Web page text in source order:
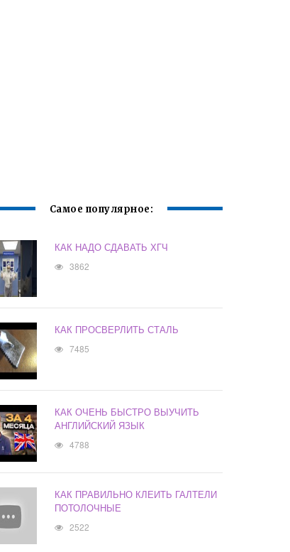
Самое популярное:
КАК НАДО СДАВАТЬ ХГЧ
3862
КАК ПРОСВЕРЛИТЬ СТАЛЬ
7485
КАК ОЧЕНЬ БЫСТРО ВЫУЧИТЬ
АНГЛИЙСКИЙ ЯЗЫК
4788
КАК ПРАВИЛЬНО КЛЕИТЬ ГАЛТЕЛИ
ПОТОЛОЧНЫЕ
2522